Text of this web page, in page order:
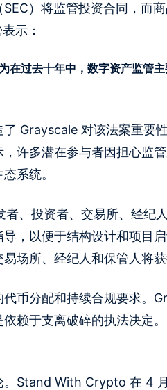
）将监管投资合同，而
示：
在过去十年中，数字资产监管
Grayscale 对该法案重要
许多潜在参与者因担心监
系统。
、投资者、交易所、经纪
，以便于结构设计和项目
场所、经纪人和保管人将获
币分配和持续合规要求。
赖于支离破碎的执法决定
。Stand With Crypto 在 4